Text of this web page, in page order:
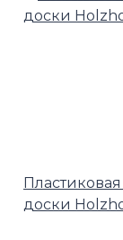
доски